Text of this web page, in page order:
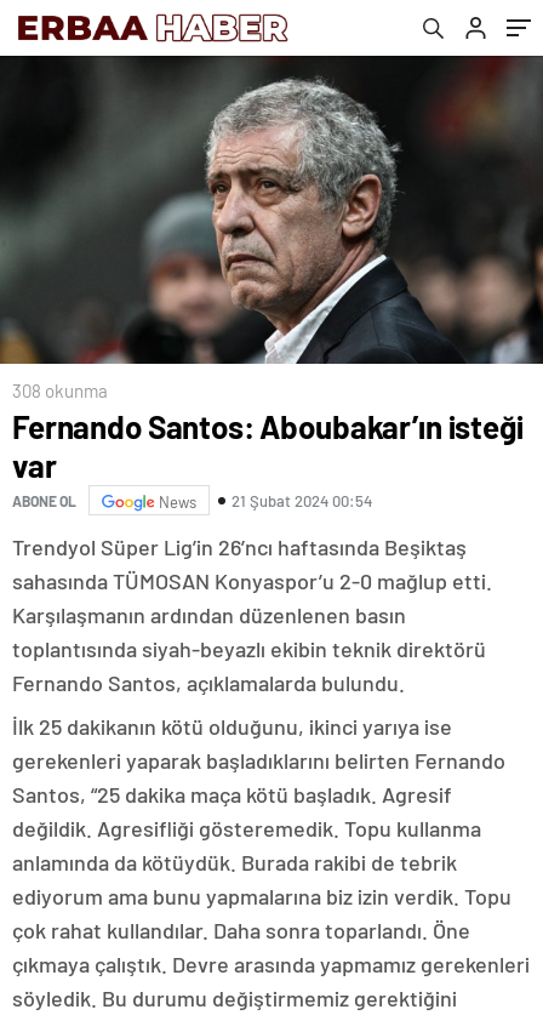
308 okunma
Fernando Santos: Aboubakar’ın isteği
var
ABONE OL News 21 Şubat 2024 00:54
Trendyol Süper Lig’in 26’ncı haftasında Beşiktaş
sahasında TÜMOSAN Konyaspor’u 2-0 mağlup etti.
Karşılaşmanın ardından düzenlenen basın
toplantısında siyah-beyazlı ekibin teknik direktörü
Fernando Santos, açıklamalarda bulundu.
İlk 25 dakikanın kötü olduğunu, ikinci yarıya ise
gerekenleri yaparak başladıklarını belirten Fernando
Santos, “25 dakika maça kötü başladık. Agresif
değildik. Agresifliği gösteremedik. Topu kullanma
anlamında da kötüydük. Burada rakibi de tebrik
ediyorum ama bunu yapmalarına biz izin verdik. Topu
çok rahat kullandılar. Daha sonra toparlandı. Öne
çıkmaya çalıştık. Devre arasında yapmamız gerekenleri
söyledik. Bu durumu değiştirmemiz gerektiğini